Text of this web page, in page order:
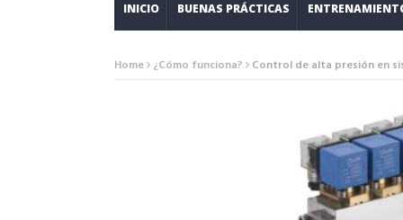
INICIO BUENAS PRÁCTICAS
Home ¿Cómo funciona? Control de alta presión en